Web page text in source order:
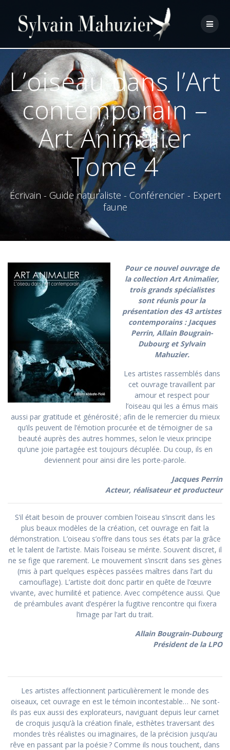
content
L’oiseau dans l’Art
contemporain –
Art Animalier
Tome 4
Écrivain - Guide naturaliste - Conférencier - Expert
faune
Pour ce nouvel ouvrage de
la collection Art Animalier,
trois grands spécialistes
sont réunis pour la
présentation des 43 artistes
contemporains : Jacques
Perrin, Allain Bougrain-
Dubourg et Sylvain
Mahuzier.
Les artistes rassemblés dans
cet ouvrage travaillent par
amour et respect pour
l’oiseau qui les a émus mais
aussi par gratitude et générosité ; afin de le remercier du mieux
qu’ils peuvent de l’émotion procurée et de témoigner de sa
beauté auprès des autres hommes, selon le vieux principe
qu’une joie partagée est toujours décuplée. Du coup, ils en
deviennent pour ainsi dire les porte-parole.
Jacques Perrin
Acteur, réalisateur et producteur
S’il était besoin de prouver combien l’oiseau s’inscrit dans les
plus beaux modèles de la création, cet ouvrage en fait la
démonstration. L’oiseau s’offre dans tous ses états par la grâce
et le talent de l’artiste. Mais l’oiseau se mérite. Souvent discret, il
ne se fige que rarement. Le mouvement s’inscrit dans ses gènes
(mis à part quelques espèces passées maîtres dans l’art du
camouflage). L’artiste doit donc partir en quête de l’œuvre
vivante, avec humilité et patience. Avec compétence aussi. Que
de préambules avant d’espérer la fugitive rencontre qui fixera
l’image par l’art du trait.
Allain Bougrain-Dubourg
Président de la LPO
Les artistes affectionnent particulièrement le monde des
oiseaux, cet ouvrage en est le témoin incontestable… Ne sont-
ils pas eux aussi des explorateurs, naviguant depuis leur carnet
de croquis jusqu’à la création finale, esthètes traversant des
mondes très réalistes ou imaginaires, de la précision jusqu’au
rêve en passant par la poésie ? Comme ils nous touchent, dans